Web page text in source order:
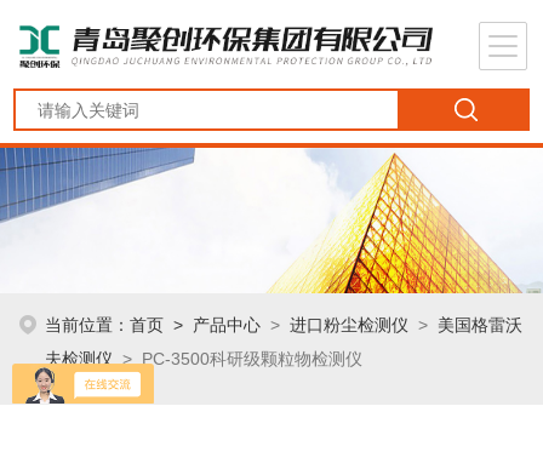
当前位置：首页 > 产品中心 >进口粉尘检测仪 > 美国格雷沃
夫检测仪 > PC-3500科研级颗粒物检测仪